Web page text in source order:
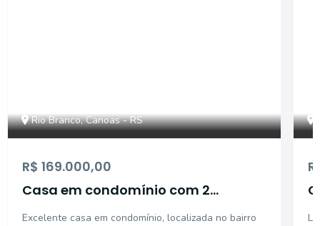
Rio Branco, Canoas - RS
R$ 169.000,00
Casa em condomínio com 2
Excelente casa em condomínio, localizada no bairro